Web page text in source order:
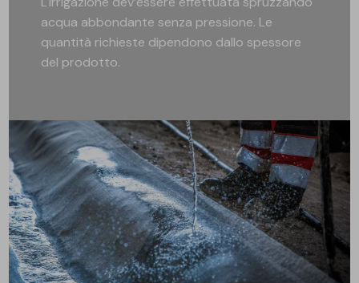
acqua abbondante senza pressione. Le
quantità richieste dipendono dallo spessore
del prodotto.